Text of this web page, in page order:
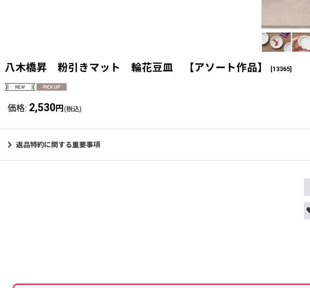
八木橋昇 粉引きマット 輪花豆皿 【アソート作品】 [13365]
価格: 2,530 円 (税込)
返品特約に関する重要事項